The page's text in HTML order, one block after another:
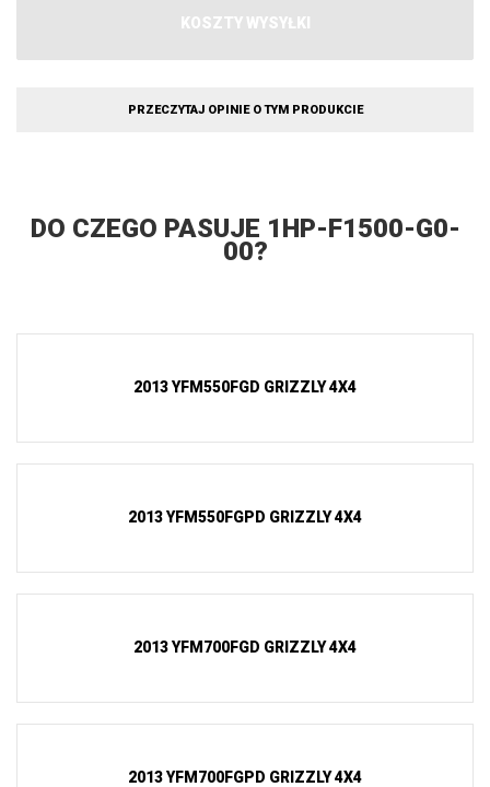
KOSZTY WYSYŁKI
PRZECZYTAJ OPINIE O TYM PRODUKCIE
DO CZEGO PASUJE 1HP-F1500-G0-
00?
2013 YFM550FGD GRIZZLY 4X4
2013 YFM550FGPD GRIZZLY 4X4
2013 YFM700FGD GRIZZLY 4X4
2013 YFM700FGPD GRIZZLY 4X4